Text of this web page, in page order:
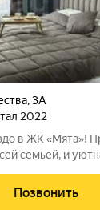
,3А
2022
в ЖК «Мята»!
семьей, и
Позвонить